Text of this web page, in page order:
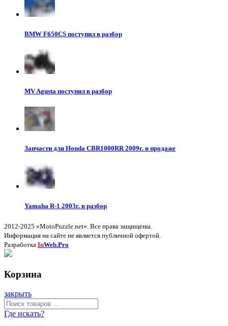
BMW F650CS поступил в разбор
MV Agusta поступил в разбор
Запчасти для Honda CBR1000RR 2009г. в продаже
Yamaha R-1 2003г. в разбор
2012-2025 «MotoPuzzle.net». Все права защищены.
Информация на сайте не является публичной офертой.
Разработка InWeb.Pro
Корзина
закрыть
Где искать?